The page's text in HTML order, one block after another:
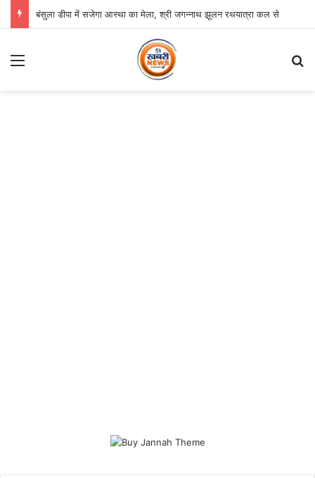
बंसुला डीपा में सजेगा आस्था का मेला, श्री जगन्नाथ झूलन रथयात्रा कल से